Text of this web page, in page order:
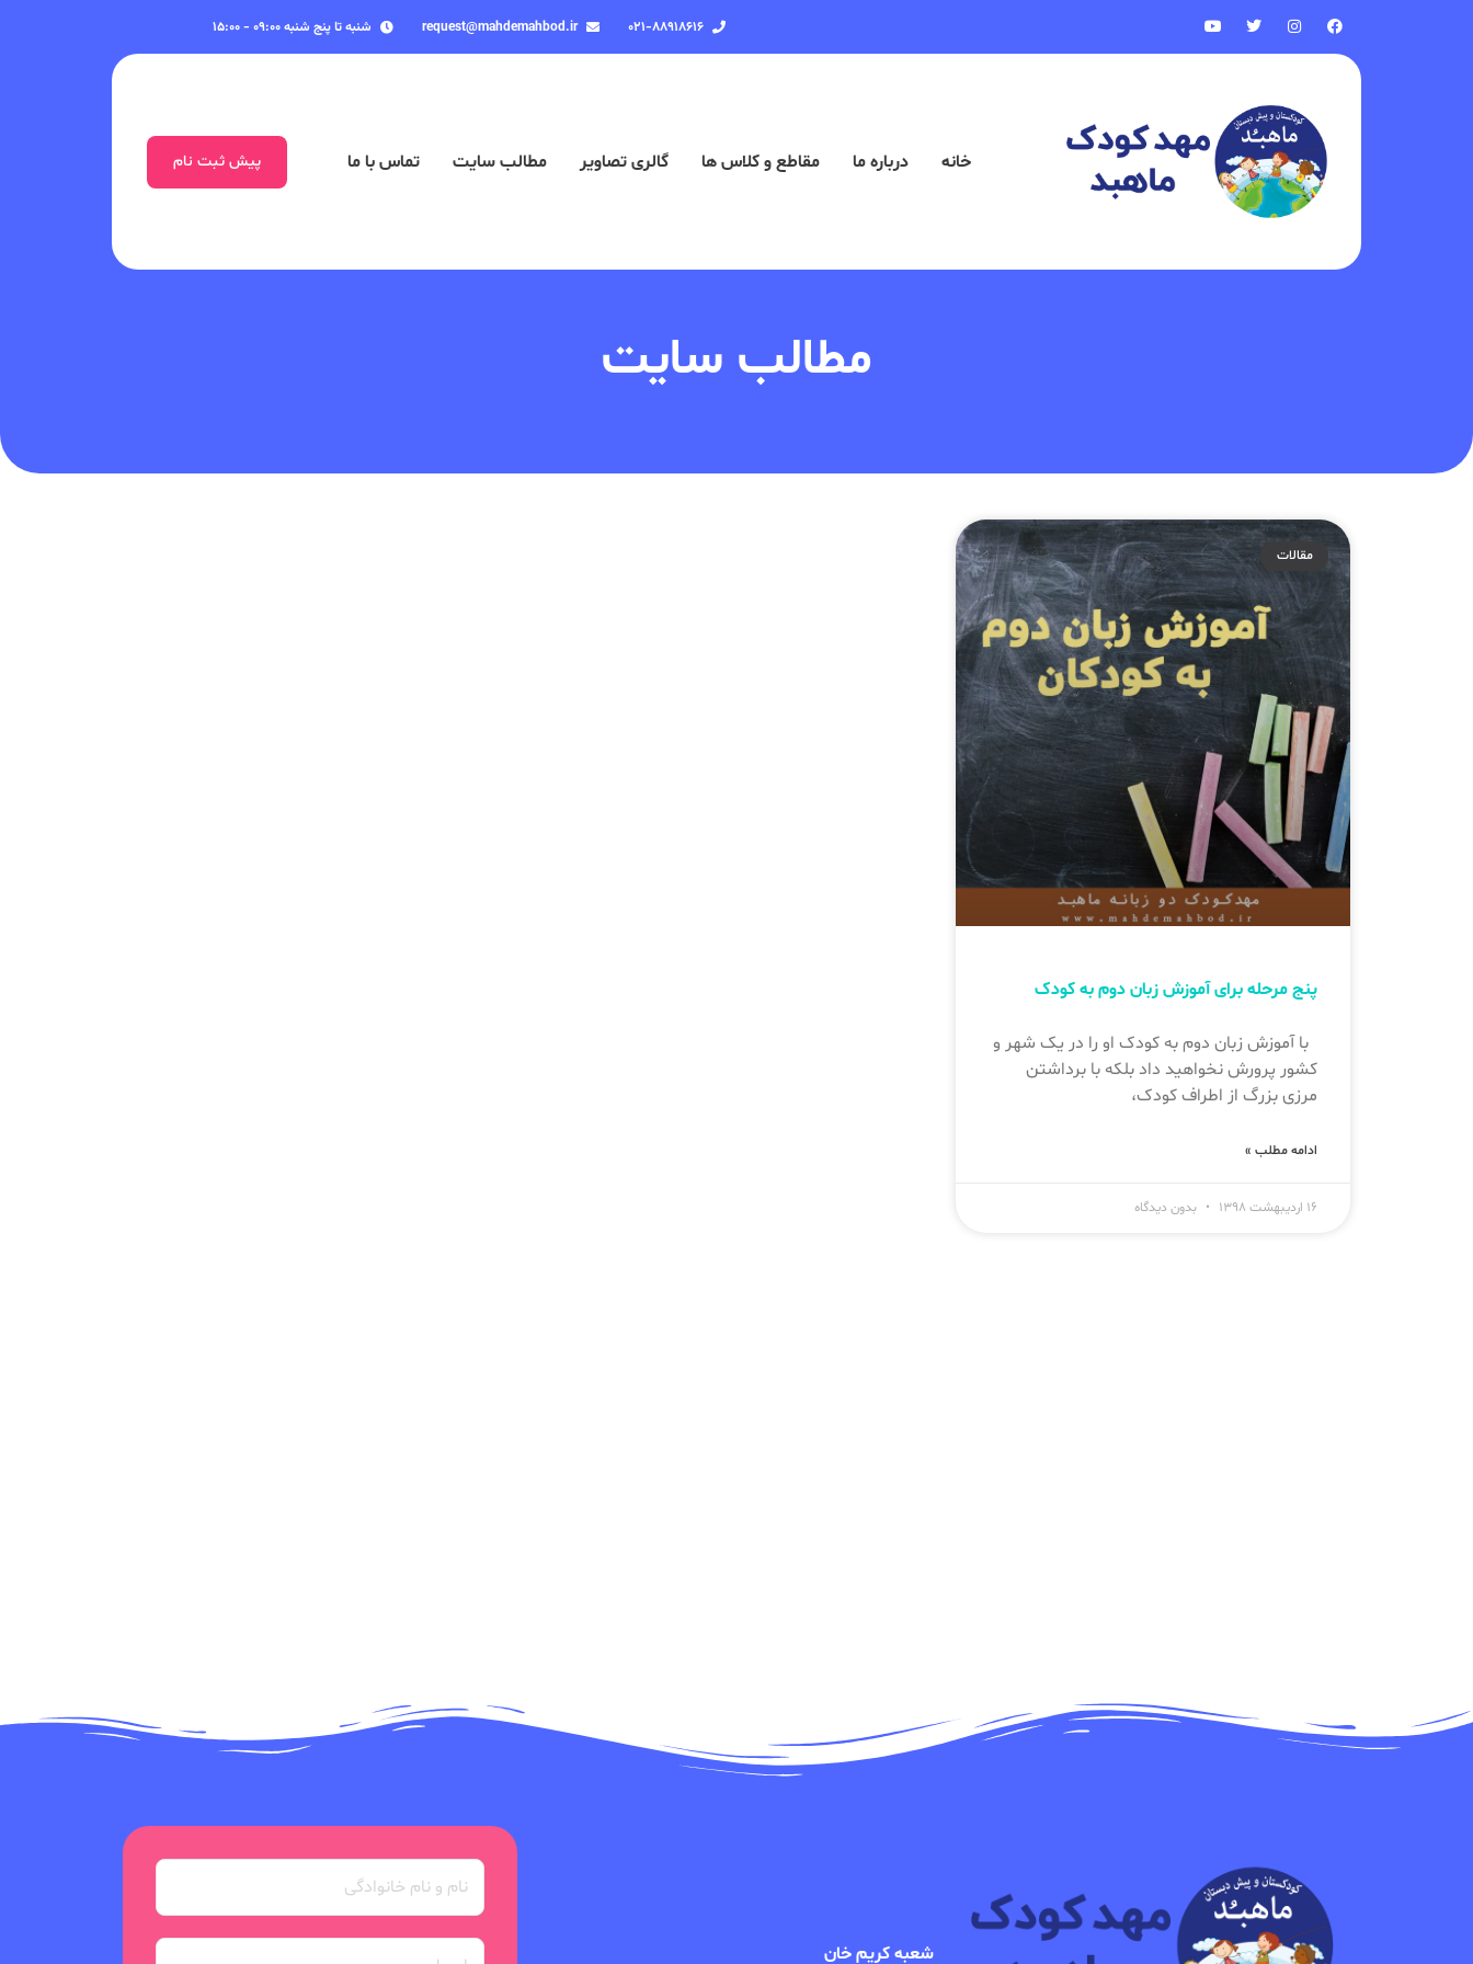
۰۲۱-۸۸۹۱۸۶۱۶ request@mahdemahbod.ir شنبه تا پنج شنبه ۰۹:۰۰ - ۱۵:۰۰
خانه درباره ما مقاطع و کلاس ها گالری تصاویر مطالب سایت تماس با ما پیش ثبت نام
مطالب سایت
مقالات
پنج مرحله برای آموزش زبان دوم به کودک
با آموزش زبان دوم به کودک او را در یک شهر و
کشور پرورش نخواهید داد بلکه با برداشتن
مرزی بزرگ از اطراف کودک،
ادامه مطلب »
۱۶ اردیبهشت ۱۳۹۸ بدون دیدگاه
شعبه کریم خان